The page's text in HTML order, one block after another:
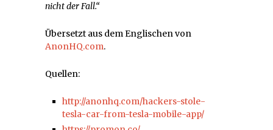
nicht der Fall.“
Übersetzt aus dem Englischen von
AnonHQ.com.
Quellen:
http://anonhq.com/hackers-stole-
tesla-car-from-tesla-mobile-app/